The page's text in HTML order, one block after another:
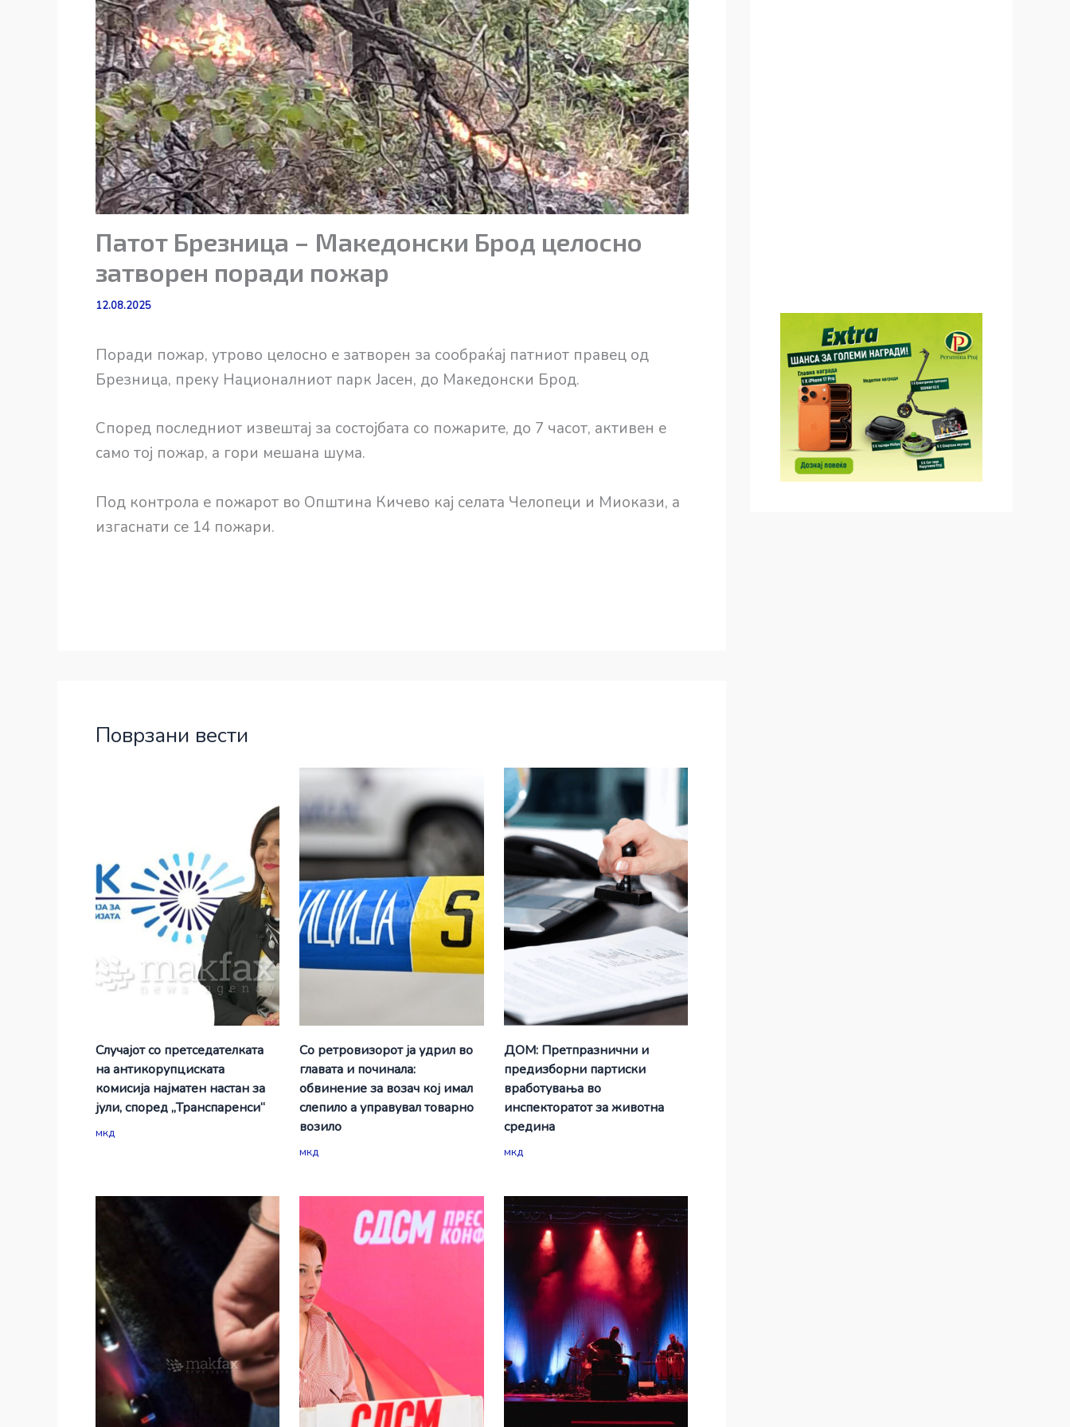
Патот Брезница – Македонски Брод целосно
затворен поради пожар
12.08.2025
Поради пожар, утрово целосно е затворен за сообраќај патниот правец од
Брезница, преку Националниот парк Јасен, до Македонски Брод.
Според последниот извештај за состојбата со пожарите, до 7 часот, активен е
само тој пожар, а гори мешана шума.
Под контрола е пожарот во Општина Кичево кај селата Челопеци и Миокази, а
изгаснати се 14 пожари.
Поврзани вести
Случајот со претседателката
на антикорупциската
комисија најматен настан за
јули, според „Транспаренси“
мкд
Со ретровизорот ја удрил во
главата и починала:
обвинение за возач кој имал
слепило а управувал товарно
возило
мкд
ДОМ: Претпразнични и
предизборни партиски
вработувања во
инспекторатот за животна
средина
мкд